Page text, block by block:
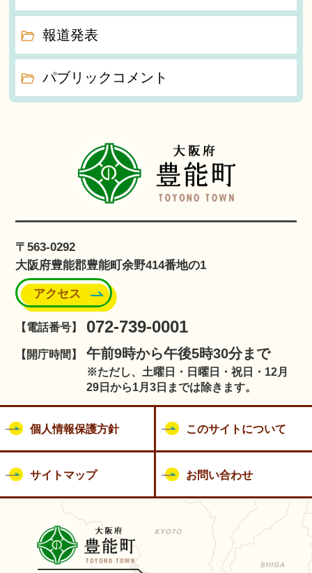
報道発表
パブリックコメント
〒563-0292
大阪府豊能郡豊能町余野414番地の1
アクセス
【電話番号】 072-739-0001
【開庁時間】 午前9時から午後5時30分まで
※ただし、土曜日・日曜日・祝日・12月
29日から1月3日までは除きます。
個人情報保護方針 このサイトについて
サイトマップ お問い合わせ